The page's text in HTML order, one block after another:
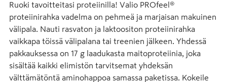
Ruoki tavoitteitasi proteiinilla! Valio PROfeel®
proteiinirahka vadelma on pehmeä ja marjaisan makuinen
välipala. Nauti rasvaton ja laktoositon proteiinirahka
vaikkapa töissä välipalana tai treenien jälkeen. Yhdessä
pakkauksessa on 17 g laadukasta maitoproteiinia, joka
sisältää kaikki elimistön tarvitsemat yhdeksän
välttämätöntä aminohappoa samassa paketissa. Kokeile